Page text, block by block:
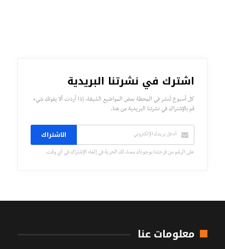
اشترك في نشرتنا البريدية
كل أسبوع تُنشر في المحطة بعض المواضيع الشيقة، إذا أردت ألا يفوتك شيء
قم بالإشتراك في نشرتنا البريدية من هنا.
الاشتراك
على الرغم من فرحتنا بوجودك معنا، لك الحرية في إلغاء الإشتراك في أي وقت.
معلومات عنا